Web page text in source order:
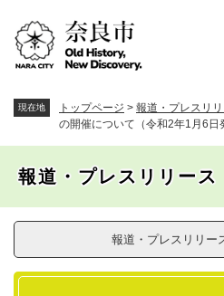
現在地 トップページ > 報道・プレスリ
の開催について（令和2年1月6日
報道・プレスリリース
報道・プレスリリー
本